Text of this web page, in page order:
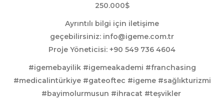
250.000$
Ayrıntılı bilgi için iletişime
geçebilirsiniz: info@igeme.com.tr
Proje Yöneticisi: +90 549 736 4604
#igemebayilik #igemeakademi #franchasing
#medicalintürkiye #gateoftec #igeme #sağlıkturizmi
#bayimolurmusun #ihracat #teşvikler